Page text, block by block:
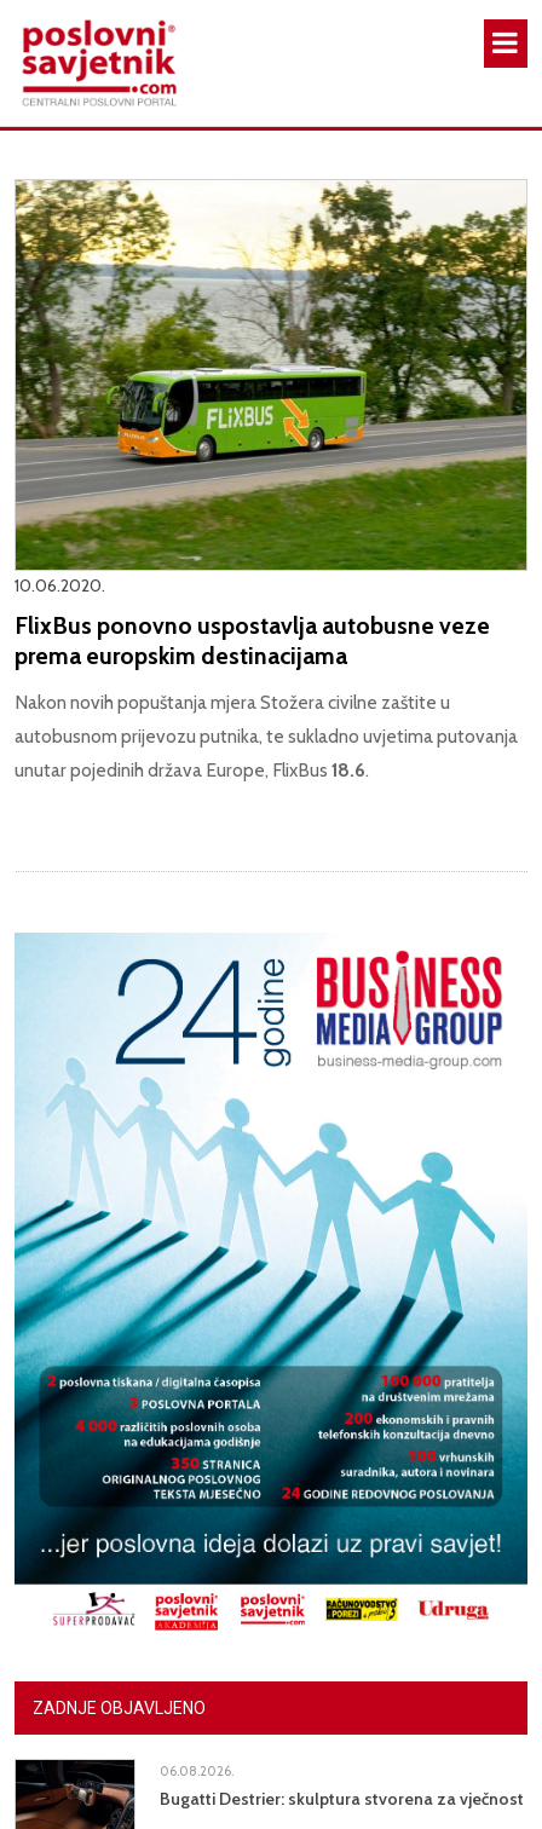
10.06.2020.
FlixBus ponovno uspostavlja autobusne veze
prema europskim destinacijama
Nakon novih popuštanja mjera Stožera civilne zaštite u
autobusnom prijevozu putnika, te sukladno uvjetima putovanja
unutar pojedinih država Europe, FlixBus 18.6.
ZADNJE OBJAVLJENO
06.08.2026.
Bugatti Destrier: skulptura stvorena za vječnost